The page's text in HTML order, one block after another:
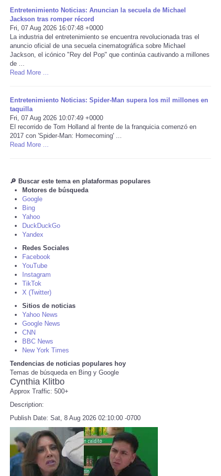
America Latina
Ciencia
Deportes
Especiales
Internacionales
Salud
Tecnologia
Tiempo
CATEGORIES
CARTOONS
CONTACT
SEARCH
SHOPPING
Daily Deals
RobinsPost Store
Refund Policy
Entretenimiento Noticias: Anuncian la secuela de Michael
Jackson tras romper récord
Fri, 07 Aug 2026 16:07:48 +0000
La industria del entretenimiento se encuentra revolucionada tras el
anuncio oficial de una secuela cinematográfica sobre Michael
Jackson, el icónico "Rey del Pop" que continúa cautivando a millones
de ...
Read More ...
Entretenimiento Noticias: Spider-Man supera los mil millones en
taquilla
Fri, 07 Aug 2026 10:07:49 +0000
El recorrido de Tom Holland al frente de la franquicia comenzó en
2017 con 'Spider-Man: Homecoming' ...
Read More ...
🔎 Buscar este tema en plataformas populares
Motores de búsqueda
Google
Bing
Yahoo
DuckDuckGo
Yandex
Redes Sociales
Facebook
YouTube
Instagram
TikTok
X (Twitter)
Sitios de noticias
Yahoo News
Google News
CNN
BBC News
New York Times
Tendencias de noticias populares hoy
Temas de búsqueda en Bing y Google
Cynthia Klitbo
Approx Traffic: 500+
Description:
Publish Date: Sat, 8 Aug 2026 02:10:00 -0700